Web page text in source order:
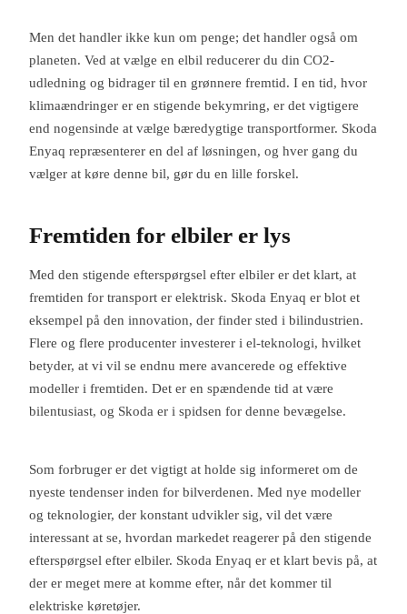
Men det handler ikke kun om penge; det handler også om
planeten. Ved at vælge en elbil reducerer du din CO2-
udledning og bidrager til en grønnere fremtid. I en tid, hvor
klimaændringer er en stigende bekymring, er det vigtigere
end nogensinde at vælge bæredygtige transportformer. Skoda
Enyaq repræsenterer en del af løsningen, og hver gang du
vælger at køre denne bil, gør du en lille forskel.
Fremtiden for elbiler er lys
Med den stigende efterspørgsel efter elbiler er det klart, at
fremtiden for transport er elektrisk. Skoda Enyaq er blot et
eksempel på den innovation, der finder sted i bilindustrien.
Flere og flere producenter investerer i el-teknologi, hvilket
betyder, at vi vil se endnu mere avancerede og effektive
modeller i fremtiden. Det er en spændende tid at være
bilentusiast, og Skoda er i spidsen for denne bevægelse.
Som forbruger er det vigtigt at holde sig informeret om de
nyeste tendenser inden for bilverdenen. Med nye modeller
og teknologier, der konstant udvikler sig, vil det være
interessant at se, hvordan markedet reagerer på den stigende
efterspørgsel efter elbiler. Skoda Enyaq er et klart bevis på, at
der er meget mere at komme efter, når det kommer til
elektriske køretøjer.